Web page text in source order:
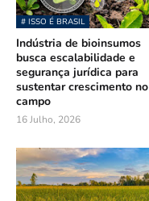
# ISSO É BRASIL
Indústria de bioinsumos
busca escalabilidade e
segurança jurídica para
sustentar crescimento no
campo
16 Julho, 2026